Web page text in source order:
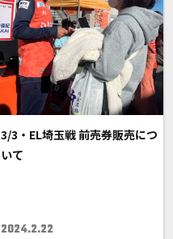
3/3・EL埼玉戦 前売券販売につ
いて
2024.2.22